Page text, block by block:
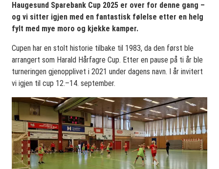
Haugesund Sparebank Cup 2025 er over for denne gang –
og vi sitter igjen med en fantastisk følelse etter en helg
fylt med mye moro og kjekke kamper.
Cupen har en stolt historie tilbake til 1983, da den først ble
arrangert som Harald Hårfagre Cup. Etter en pause på ti år ble
turneringen gjenopplivet i 2021 under dagens navn. I år invitert
vi igjen til cup 12.–14. september.